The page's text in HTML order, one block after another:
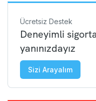
Ücretsiz Destek
Deneyimli
yanınızdayız
Sizi Arayalım